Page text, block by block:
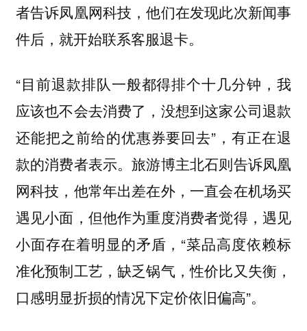
者告诉凤凰网科技，他们在发现此次新闻事
件后，就开始联系客服退卡。
“目前退款排队一般都得排个十几分钟，我
应该也不会去消费了，没想到这家公司退款
还能把之前给的优惠券要回去”，有正在退
款的消费者表示。旅游博主北石则告诉凤凰
网科技，他常年出差在外，一直会在机场买
遇见小面，但他作为重度消费者觉得，遇见
小面存在着明显的矛盾，“菜品高度依赖标
准化预制工艺，缺乏锅气，性价比又失衡，
口感明显折损的情况下定价依旧偏高”。